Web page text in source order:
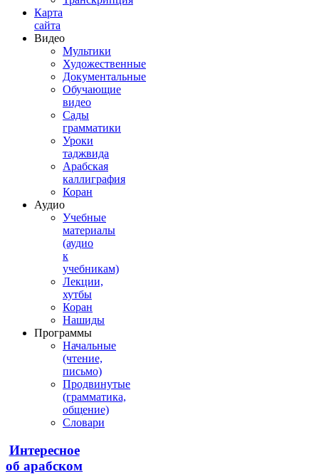
Карта
сайта
Видео
Мультики
Художественные
Документальные
Обучающие
видео
Сады
грамматики
Уроки
таджвида
Арабская
каллиграфия
Коран
Аудио
Учебные
материалы
(аудио
к
учебникам)
Лекции,
хутбы
Коран
Нашиды
Программы
Начальные
(чтение,
письмо)
Продвинутые
(грамматика,
общение)
Словари
Интересное
об арабском